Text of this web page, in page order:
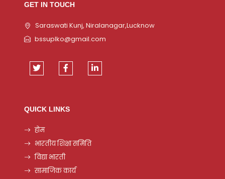
GET IN TOUCH
Saraswati Kunj, Niralanagar,Lucknow
bssuplko@gmail.com
QUICK LINKS
होम
भारतीय शिक्षा समिति
विद्या भारती
सामाजिक कार्य